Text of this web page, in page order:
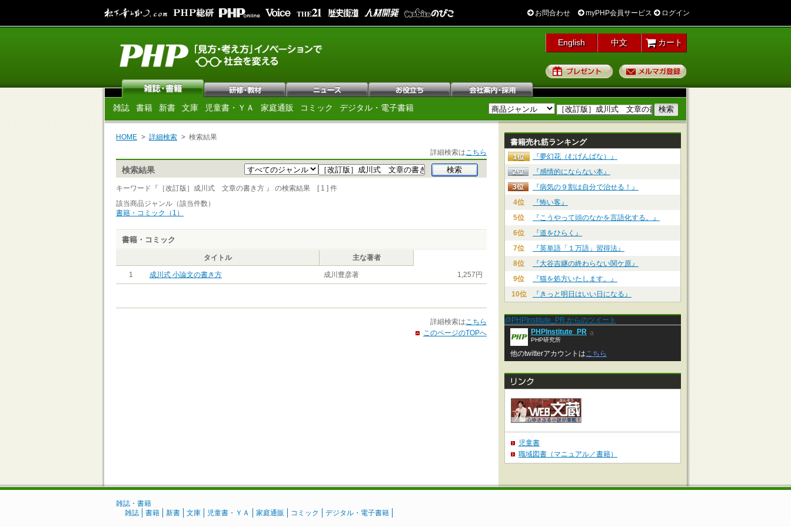
お問合わせ myPHP会員サービス ログイン
English 中文 カート
プレゼント
雑誌 書籍 新書 文庫 児童書・ＹＡ 家庭通販 コミック デジタル・電子書籍
HOME 詳細検索
検索結果
詳細検索はこちら
検索結果
キーワード『［改訂版］成川式 文章の書き方 』 の検索結果 [ 1 ] 件
該当商品ジャンル（該当件数）
書籍・コミック（1）
書籍・コミック
タイトル 主な著者
1 成川式 小論文の書き方 成川豊彦著 1,257円
詳細検索はこちら
このページのTOPへ
書籍売れ筋ランキング
『夢幻花（むげんばな）』
『感情的にならない本』
『病気の９割は自分で治せる！』
4位
『怖い客』
5位
『こうやって頭のなかを言語化する。』
6位
『道をひらく』
7位
『英単語「１万語」習得法』
8位
『大谷吉継の終わらない関ケ原』
9位
『猫を処方いたします。』
10位
『きっと明日はいい日になる』
@PHPInstitute_PR からのツイート
PHPInstitute_PR
PHP研究所
a
他のtwitterアカウントはこちら
児童書
職域図書（マニュアル／書籍）
雑誌・書籍
雑誌
書籍 新書 文庫 児童書・ＹＡ 家庭通販 コミック デジタル・電子書籍